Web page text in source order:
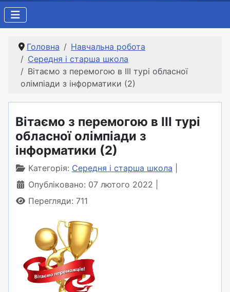
Головна
Навчальна робота
Середня і старша школа
Вітаємо з перемогою в ІІІ турі обласної
олімпіади з інформатики (2)
Вітаємо з перемогою в ІІІ турі
обласної олімпіади з
інформатики (2)
Категорія: Середня і старша школа
Опубліковано: 07 лютого 2022
Перегляди: 711